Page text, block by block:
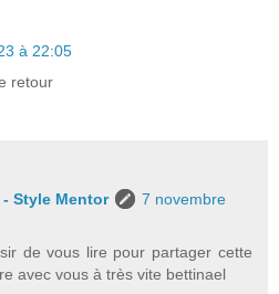
à 22:05
retour
Style Mentor
7 novembre
de vous lire pour partager cette
avec vous à très vite bettinael